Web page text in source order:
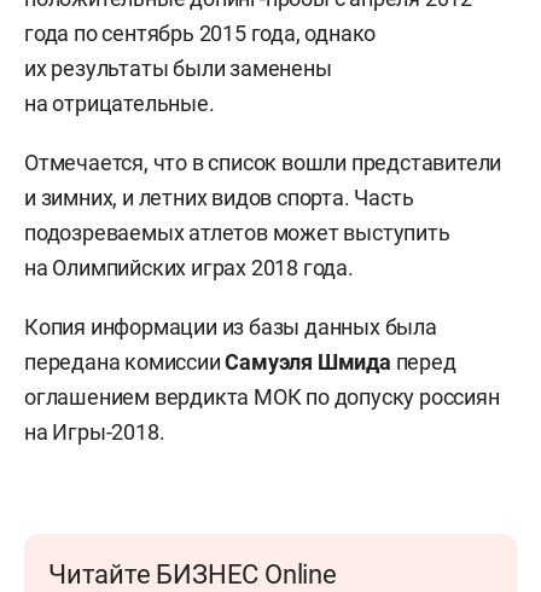
года по сентябрь 2015 года, однако
их результаты были заменены
на отрицательные.
Отмечается, что в список вошли представители
и зимних, и летних видов спорта. Часть
подозреваемых атлетов может выступить
на Олимпийских играх 2018 года.
Копия информации из базы данных была
передана комиссииСамуэля Шмида перед
оглашением вердикта МОК по допуску россиян
на Игры-2018.
Читайте БИЗНЕС Online